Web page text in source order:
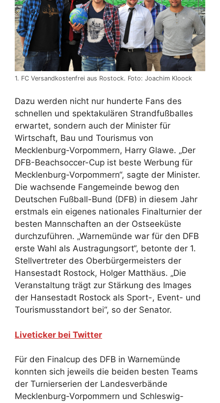
1. FC Versandkostenfrei aus Rostock. Foto: Joachim Kloock
Dazu werden nicht nur hunderte Fans des
schnellen und spektakulären Strandfußballes
erwartet, sondern auch der Minister für
Wirtschaft, Bau und Tourismus von
Mecklenburg-Vorpommern, Harry Glawe. „Der
DFB-Beachsoccer-Cup ist beste Werbung für
Mecklenburg-Vorpommern“, sagte der Minister.
Die wachsende Fangemeinde bewog den
Deutschen Fußball-Bund (DFB) in diesem Jahr
erstmals ein eigenes nationales Finalturnier der
besten Mannschaften an der Ostseeküste
durchzuführen. „Warnemünde war für den DFB
erste Wahl als Austragungsort“, betonte der 1.
Stellvertreter des Oberbürgermeisters der
Hansestadt Rostock, Holger Matthäus. „Die
Veranstaltung trägt zur Stärkung des Images
der Hansestadt Rostock als Sport-, Event- und
Tourismusstandort bei“, so der Senator.
Liveticker bei Twitter
Für den Finalcup des DFB in Warnemünde
konnten sich jeweils die beiden besten Teams
der Turnierserien der Landesverbände
Mecklenburg-Vorpommern und Schleswig-